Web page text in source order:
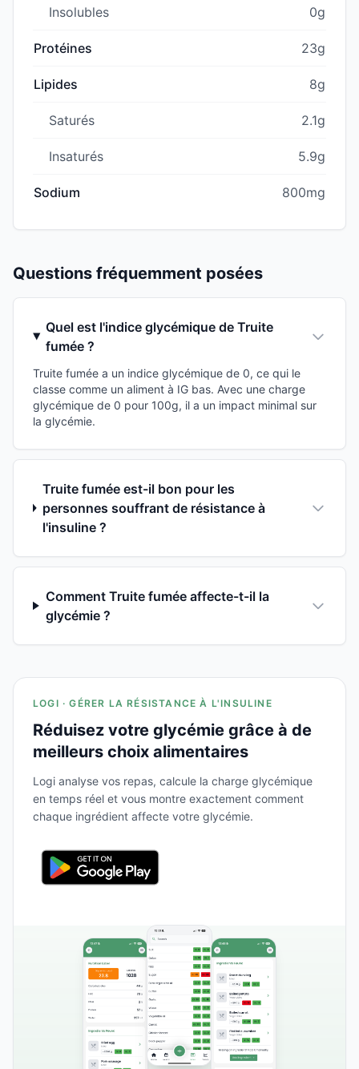
Insolubles 0g
Protéines 23g
Lipides 8g
Saturés 2.1g
Insaturés 5.9g
Sodium 800mg
Questions fréquemment posées
Quel est l'indice glycémique de Truite
fumée ?
Truite fumée a un indice glycémique de 0, ce qui le
classe comme un aliment à IG bas. Avec une charge
glycémique de 0 pour 100g, il a un impact minimal sur
la glycémie.
Truite fumée est-il bon pour les
personnes souffrant de résistance à
l'insuline ?
Comment Truite fumée affecte-t-il la
glycémie ?
LOGI · GÉRER LA RÉSISTANCE À L'INSULINE
Réduisez votre glycémie grâce à de
meilleurs choix alimentaires
Logi analyse vos repas, calcule la charge glycémique
en temps réel et vous montre exactement comment
chaque ingrédient affecte votre glycémie.